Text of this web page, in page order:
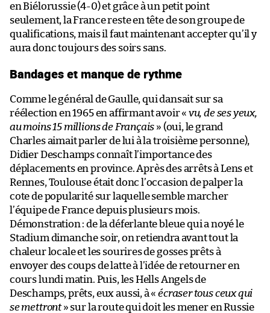
en Biélorussie (4-0) et grâce à un petit point
seulement, la France reste en tête de son groupe de
qualifications, mais il faut maintenant accepter qu’il y
aura donc toujours des soirs sans.
Bandages et manque de rythme
Comme le général de Gaulle, qui dansait sur sa
réélection en 1965 en affirmant avoir « vu, de ses yeux,
au moins 15 millions de Français » (oui, le grand
Charles aimait parler de lui à la troisième personne),
Didier Deschamps connaît l’importance des
déplacements en province. Après des arrêts à Lens et
Rennes, Toulouse était donc l’occasion de palper la
cote de popularité sur laquelle semble marcher
l’équipe de France depuis plusieurs mois.
Démonstration : de la déferlante bleue qui a noyé le
Stadium dimanche soir, on retiendra avant tout la
chaleur locale et les sourires de gosses prêts à
envoyer des coups de latte à l’idée de retourner en
cours lundi matin. Puis, les Hells Angels de
Deschamps, prêts, eux aussi, à «écraser tous ceux qui
se mettront» sur la route qui doit les mener en Russie